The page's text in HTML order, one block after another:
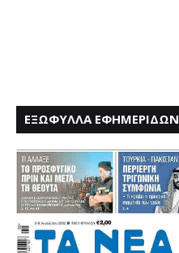
ΕΞΩΦΥΛΛΑ ΕΦΗΜΕΡΙΔΩΝ